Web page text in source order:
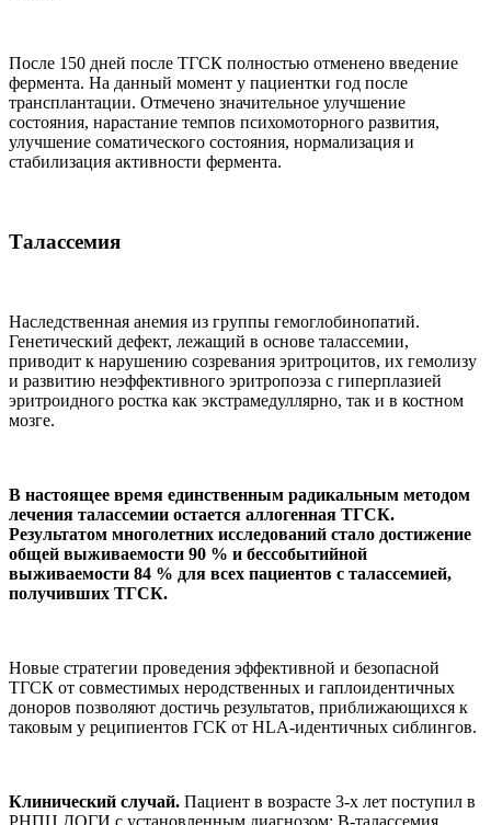
После 150 дней после ТГСК полностью отменено введение
фермента. На данный момент у пациентки год после
трансплантации. Отмечено значительное улучшение
состояния, нарастание темпов психомоторного развития,
улучшение соматического состояния, нормализация и
стабилизация активности фермента.
Талассемия
Наследственная анемия из группы гемоглобинопатий.
Генетический дефект, лежащий в основе талассемии,
приводит к нарушению созревания эритроцитов, их гемолизу
и развитию неэффективного эритропоэза с гиперплазией
эритроидного ростка как экстрамедуллярно, так и в костном
мозге.
В настоящее время единственным радикальным методом
лечения талассемии остается аллогенная ТГСК.
Результатом многолетних исследований стало достижение
общей выживаемости 90 % и бессобытийной
выживаемости 84 % для всех пациентов с талассемией,
получивших ТГСК.
Новые стратегии проведения эффективной и безопасной
ТГСК от совместимых неродственных и гаплоидентичных
доноров позволяют достичь результатов, приближающихся к
таковым у реципиентов ГСК от HLA-идентичных сиблингов.
Клинический случай. Пациент в возрасте 3-х лет поступил в
РНПЦ ДОГИ с установленным диагнозом: В-талассемия,